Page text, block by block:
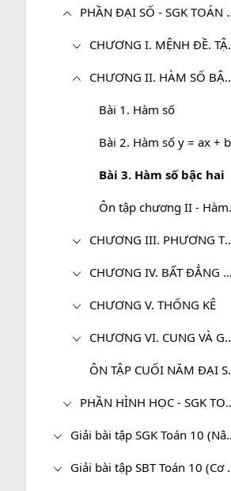
PHẦN ĐẠI
CHƯƠNG II. HÀM
Bài 1. Hàm số
Bài 2. Hàm số y = ax + b
Bài 3. Hàm số bậc hai
Ôn tập
CHƯƠNG III. PHƯƠNG
CHƯƠNG IV. BẤT ĐẲNG THỨC. BẤT PHƯƠNG TRÌNH
CHƯƠNG V. THỐNG KÊ
CHƯƠNG VI. CUNG VÀ
ÔN
PHẦN HÌNH
Giải bài
Giải bài